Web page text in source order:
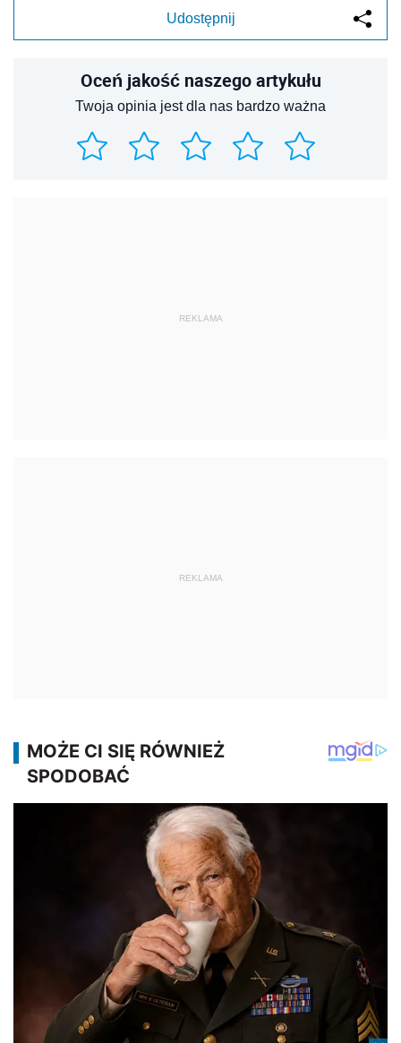
Udostępnij
Oceń jakość naszego artykułu
Twoja opinia jest dla nas bardzo ważna
REKLAMA
REKLAMA